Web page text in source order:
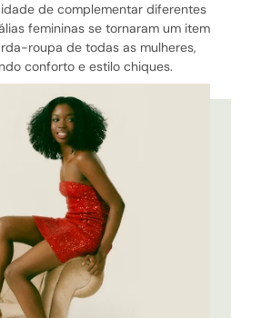
de complementar diferentes
femininas se tornaram um item
roupa de todas as mulheres,
conforto e estilo chiques.